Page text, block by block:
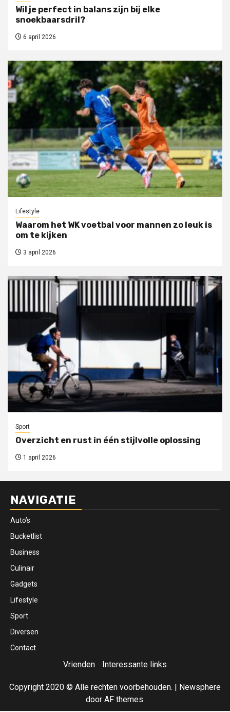
Wil je perfect in balans zijn bij elke
snoekbaarsdril?
6 april 2026
Lifestyle
Waarom het WK voetbal voor mannen zo leuk is
om te kijken
3 april 2026
Sport
Overzicht en rust in één stijlvolle oplossing
1 april 2026
NAVIGATIE
Auto’s
Bucketlist
Business
Culinair
Gadgets
Lifestyle
Sport
Diversen
Contact
Vrienden Interessante links
Copyright 2020 © Alle rechten voorbehouden. | Newsphere
door AF themes.